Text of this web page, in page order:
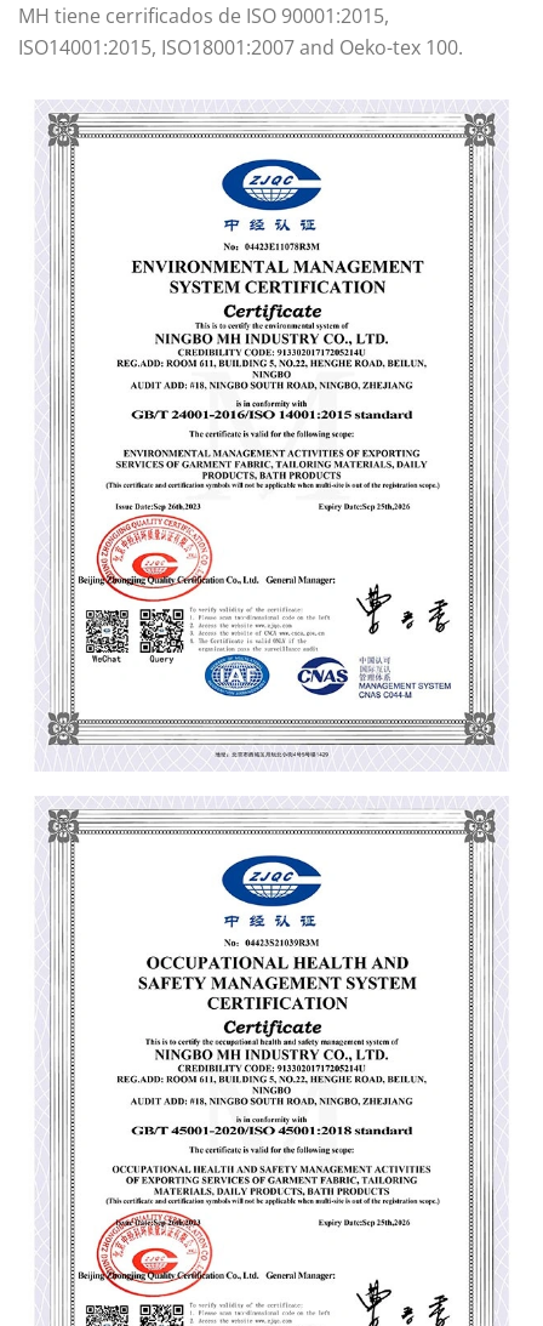
MH tiene cerrificados de ISO 90001:2015,
ISO14001:2015, ISO18001:2007 and Oeko-tex 100.